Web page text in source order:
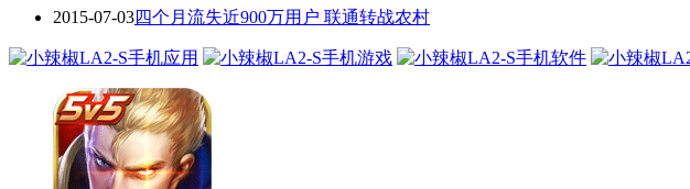
2015-07-03四个月流失近900万用户 联通转战农村